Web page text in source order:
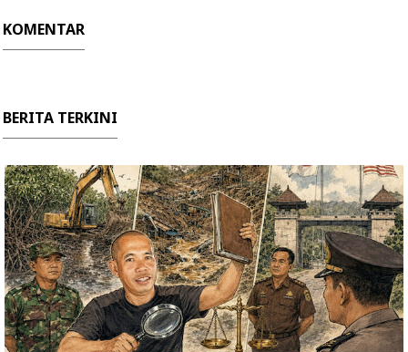
KOMENTAR
BERITA TERKINI